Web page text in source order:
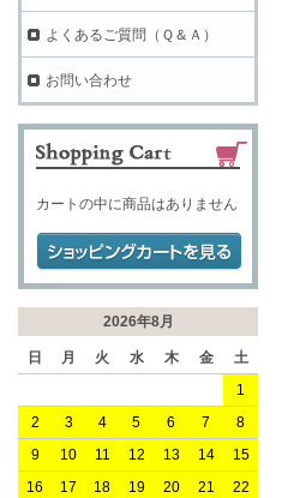
よくあるご質問（Ｑ＆Ａ）
お問い合わせ
カートの中に商品はありません
2026年8月
日 月 火 水 木 金
土
1
2
3 4 5 6 7
8
9
10 11 12 13 14
15
16
17 18 19 20 21
22